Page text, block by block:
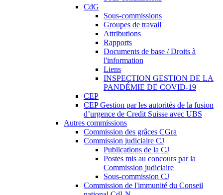
CdG
Sous-commissions
Groupes de travail
Attributions
Rapports
Documents de base / Droits à
l'information
Liens
INSPECTION GESTION DE LA
PANDÉMIE DE COVID-19
CEP
CEP Gestion par les autorités de la fusion
d’urgence de Credit Suisse avec UBS
Autres commissions
Commission des grâces CGra
Commission judiciaire CJ
Publications de la CJ
Postes mis au concours par la
Commission judiciaire
Sous-commission CJ
Commission de l'immunité du Conseil